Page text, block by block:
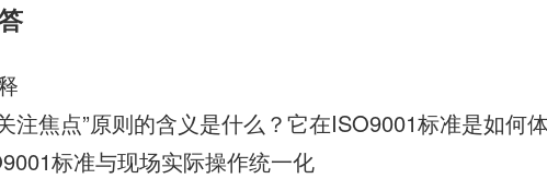
注焦点”原则的含义是什么？它在ISO9001标准是如何
标准与现场实际操作统一化